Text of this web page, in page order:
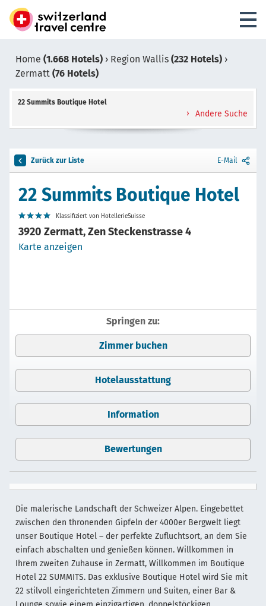
Home (1.668 Hotels) › Region Wallis (232 Hotels) ›
Zermatt (76 Hotels)
22 Summits Boutique Hotel
Andere Suche
Zurück zur Liste E-Mail
22 Summits Boutique Hotel
Klassifiziert von HotellerieSuisse
3920 Zermatt, Zen Steckenstrasse 4
Karte anzeigen
Springen zu:
Zimmer buchen
Hotelausstattung
Information
Bewertungen
Die malerische Landschaft der Schweizer Alpen. Eingebettet
zwischen den thronenden Gipfeln der 4000er Bergwelt liegt
unser Boutique Hotel – der perfekte Zufluchtsort, an dem Sie
einfach abschalten und genießen können. Willkommen in
Ihrem zweiten Zuhause in Zermatt, Willkommen im Boutique
Hotel 22 SUMMITS. Das exklusive Boutique Hotel wird Sie mit
22 stilvoll eingerichteten Zimmern und Suiten, einer Bar &